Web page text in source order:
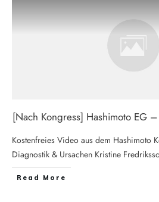
[Nach Kongress] Hashimoto EG
Kostenfreies Video aus dem Hashimoto
Diagnostik & Ursachen Kristine
Read More